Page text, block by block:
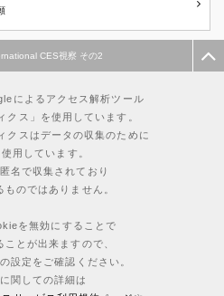
CES視察 その2
によるアクセス解析ツール
クス」を使用しています。
クスはデータの収集のために
用しています。
名で収集されており
のではありません。
を無効にすることで
とが出来ますので、
設定をご確認ください。
関しての詳細は